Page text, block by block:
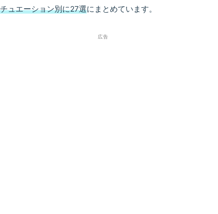
チュエーション別に27選にまとめています。
広告